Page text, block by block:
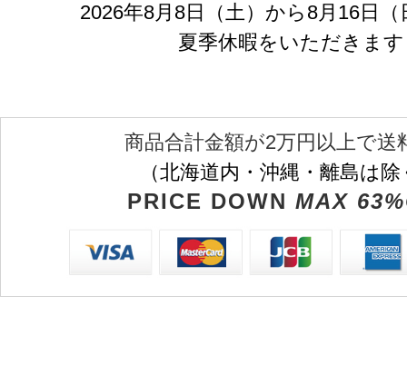
2026年8月8日（土）から8月16日
夏季休暇をいただきます
商品合計金額が2万円以上で送
（北海道内・沖縄・離島は
PRICE DOWN MAX